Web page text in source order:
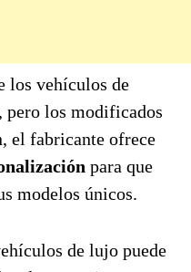
los vehículos de
pero los modificados
el fabricante ofrece
para que
modelos únicos.
de lujo puede